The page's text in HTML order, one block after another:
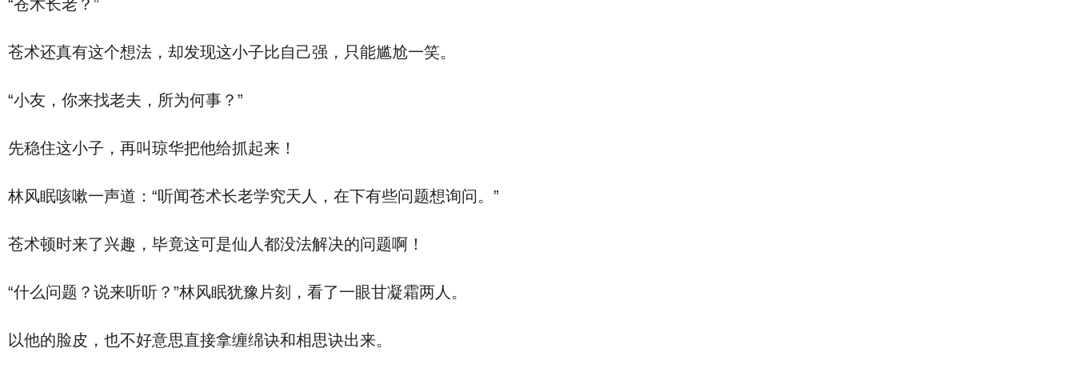
“苍术长老？”
苍术还真有这个想法，却发现这小子比自己强，只能尴尬一笑。
“小友，你来找老夫，所为何事？”
先稳住这小子，再叫琼华把他给抓起来！
林风眠咳嗽一声道：“听闻苍术长老学究天人，在下有些问题想询问。”
苍术顿时来了兴趣，毕竟这可是仙人都没法解决的问题啊！
“什么问题？说来听听？”林风眠犹豫片刻，看了一眼甘凝霜两人。
以他的脸皮，也不好意思直接拿缠绵诀和相思诀出来。